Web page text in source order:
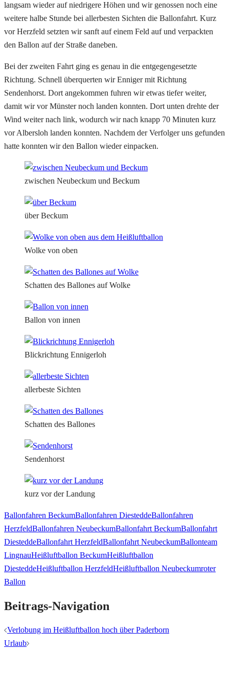
langsam wieder auf niedrigere Höhen und wir genossen noch eine
weitere halbe Stunde bei allerbesten Sichten die Ballonfahrt. Kurz
vor Herzfeld setzten wir sanft auf einem Feld auf und verpackten
den Ballon auf der Straße daneben.
Bei der zweiten Fahrt ging es genau in die entgegengesetzte
Richtung. Schnell überquerten wir Enniger mit Richtung
Sendenhorst. Dort angekommen fuhren wir etwas tiefer weiter,
damit wir vor Münster noch landen konnten. Dort unten drehte der
Wind weiter nach link, wodurch wir nach knapp 70 Minuten kurz
vor Albersloh landen konnten. Nachdem der Verfolger uns gefunden
hatte konnten wir den Ballon wieder einpacken.
zwischen Neubeckum und Beckum
über Beckum
Wolke von oben
Schatten des Ballones auf Wolke
Ballon von innen
Blickrichtung Ennigerloh
allerbeste Sichten
Schatten des Ballones
Sendenhorst
kurz vor der Landung
Ballonfahren BeckumBallonfahren DiesteddeBallonfahren
HerzfeldBallonfahren NeubeckumBallonfahrt BeckumBallonfahrt
DiesteddeBallonfahrt HerzfeldBallonfahrt NeubeckumBallonteam
LingnauHeißluftballon BeckumHeißluftballon
DiesteddeHeißluftballon HerzfeldHeißluftballon Neubeckumroter
Ballon
Beitrags-Navigation
Verlobung im Heißluftballon hoch über Paderborn
Urlaub